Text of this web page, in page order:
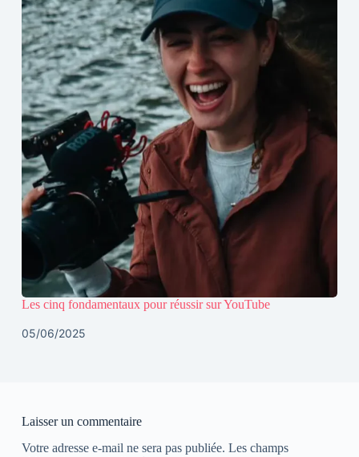
Les cinq fondamentaux pour réussir sur YouTube
05/06/2025
Laisser un commentaire
Votre adresse e-mail ne sera pas publiée. Les champs